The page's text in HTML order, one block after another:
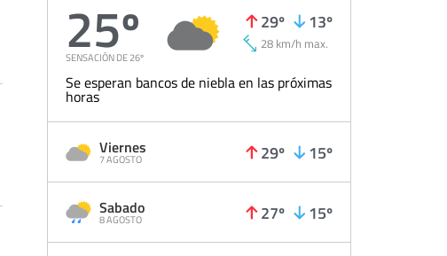
25º
SENSACIÓN DE 26º
29º 13º
28 km/h max.
Se esperan bancos de niebla en las próximas
horas
Viernes
7 AGOSTO 29º 15º
Sabado
8 AGOSTO 27º 15º